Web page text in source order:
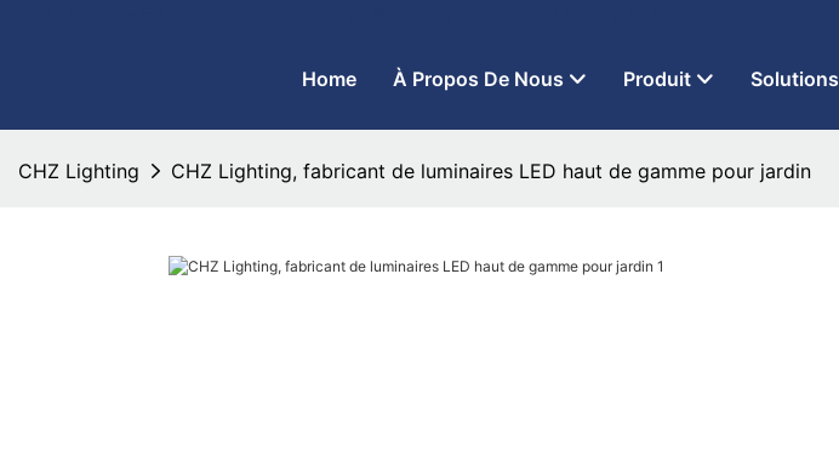
Home À Propos De Nous Produit Solutions
CHZ Lighting CHZ Lighting, fabricant de luminaires LED haut de gamme pour jardin